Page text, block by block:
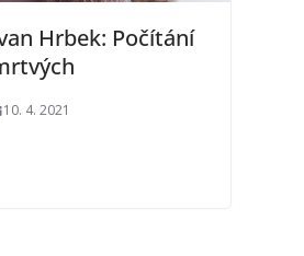
Hrbek: Počítání
10. 4. 2021